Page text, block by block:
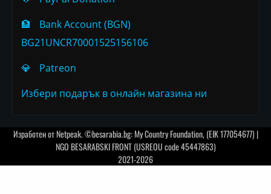
🏦
Bank Account (BGN)
BG21UNCR70001525156106
💎
Patreon
Избери подарък в онлайн магазина ни
Изработен отNetpeak. ©besarabia.bg: My Country Foundation, (EIK 177054677) |
NGO BESARABSKI FRONT (USREOU code 45447863)
2021-2026